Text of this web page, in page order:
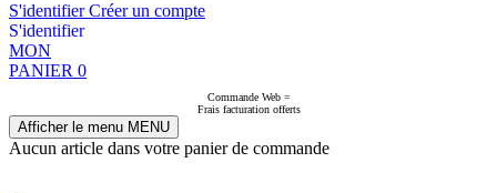
S'identifierCréer un compte
S'identifier
MON
PANIER 0
Commande Web =
Frais facturation offerts
Afficher le menu MENU
Aucun article dans votre panier de commande